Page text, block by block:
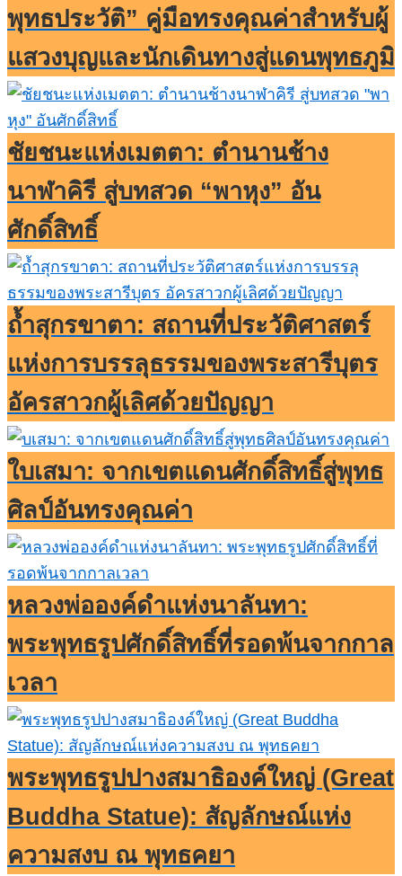
พุทธประวัติ” คู่มือทรงคุณค่าสำหรับผู้
แสวงบุญและนักเดินทางสู่แดนพุทธภูมิ
ชัยชนะแห่งเมตตา: ตำนานช้าง
นาฬาคิรี สู่บทสวด “พาหุง” อัน
ศักดิ์สิทธิ์
ถ้ำสุกรขาตา: สถานที่ประวัติศาสตร์
แห่งการบรรลุธรรมของพระสารีบุตร
อัครสาวกผู้เลิศด้วยปัญญา
ใบเสมา: จากเขตแดนศักดิ์สิทธิ์สู่พุทธ
ศิลป์อันทรงคุณค่า
หลวงพ่อองค์ดำแห่งนาลันทา:
พระพุทธรูปศักดิ์สิทธิ์ที่รอดพ้นจากกาล
เวลา
พระพุทธรูปปางสมาธิองค์ใหญ่ (Great
Buddha Statue): สัญลักษณ์แห่ง
ความสงบ ณ พุทธคยา